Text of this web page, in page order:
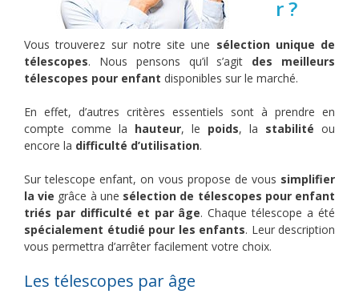
r ?
Vous trouverez sur notre site une sélection unique de
télescopes. Nous pensons qu’il s’agit des meilleurs
télescopes pour enfant disponibles sur le marché.
En effet, d’autres critères essentiels sont à prendre en
compte comme la hauteur, le poids, la stabilité ou
encore la difficulté d’utilisation.
Sur telescope enfant, on vous propose de vous simplifier
la vie grâce à une sélection de télescopes pour enfant
triés par difficulté et par âge. Chaque télescope a été
spécialement étudié pour les enfants. Leur description
vous permettra d’arrêter facilement votre choix.
Les télescopes par âge